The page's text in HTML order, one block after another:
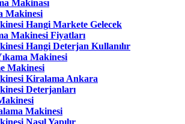
Makinası
Makinesi
Hangi Markete Gelecek
Makinesi Fiyatları
Hangi Deterjan Kullanılır
Makinesi
Makinesi
Kiralama Ankara
Deterjanları
Makinesi
Nasıl Yapılır